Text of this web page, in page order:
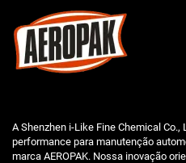
A Shenzhen i-Like Fine Chemical
performance para manutenção
marca AEROPAK. Nossa inovação